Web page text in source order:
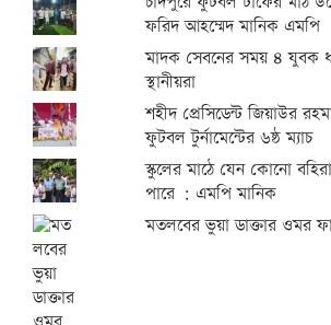
ফরিদ আহম্মেদ মানিক এমপি
মাদক সেবনের সময় ৪ যুবক
স্থানীয়রা
শহীদ প্রেসিডেন্ট জিয়াউর
ফুটবল টুর্নামেন্টের ৬ষ্ঠ ম্যাচ
স্কুলের মাঠে যেন কোনো
পারে : এমপি মানিক
মতলবের ভুয়া ডাক্তার ওমর